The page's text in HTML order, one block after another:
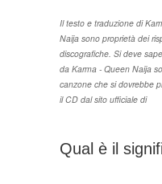
Il testo e traduzione di
Naija sono proprietà dei
discografiche. Si deve
da Karma - Queen Naija
canzone che si dovrebbe
il CD dal sito ufficiale di
Qual è il